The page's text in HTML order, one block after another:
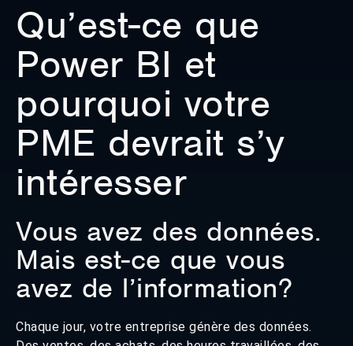
Qu’est-ce que
Power BI et
pourquoi votre
PME devrait s’y
intéresser
Vous avez des données.
Mais est-ce que vous
avez de l’information?
Chaque jour, votre entreprise génère des données.